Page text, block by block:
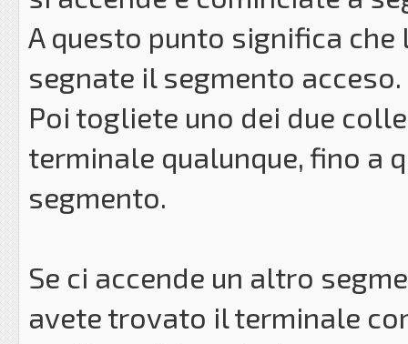
A questo punto significa
segnate il segmento acceso.
Poi togliete uno dei due
terminale qualunque, fino a
segmento.
Se ci accende un altro
avete trovato il terminale